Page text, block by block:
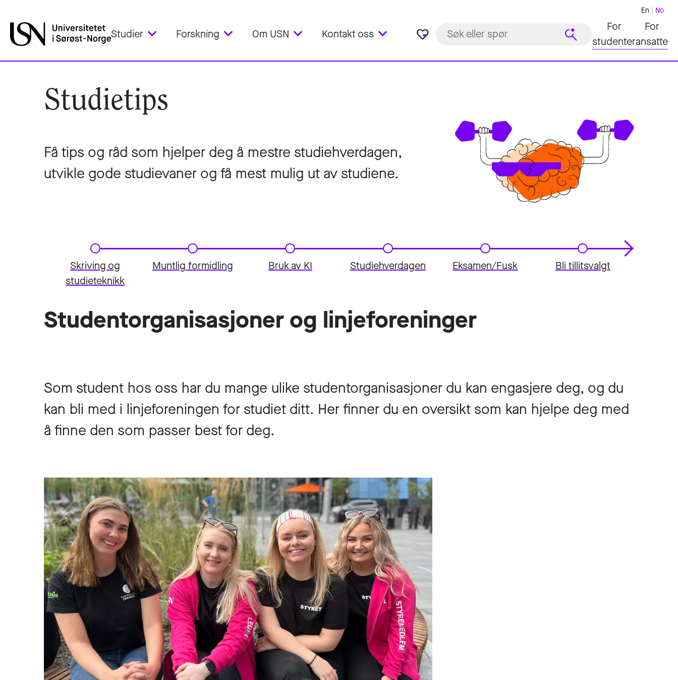
Studier Forskning Om USN Kontakt oss favorite_border
En No
For
studenter
For
ansatte
Studietips
Få tips og råd som hjelper deg å mestre studiehverdagen,
utvikle gode studievaner og få mest mulig ut av studiene.
Skriving og
studieteknikk
Muntlig formidling Bruk av KI Studiehverdagen Eksamen/Fusk Bli tillitsvalgt
Studentorganisasjoner og linjeforeninger
Som student hos oss har du mange ulike studentorganisasjoner du kan engasjere deg, og du
kan bli med i linjeforeningen for studiet ditt. Her finner du en oversikt som kan hjelpe deg med
å finne den som passer best for deg.